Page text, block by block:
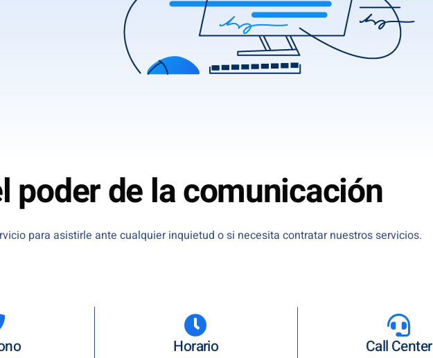
poder de la comunicación
para asistirle ante cualquier inquietud o si necesita contratar nuestros servicios.
Horario Call Center